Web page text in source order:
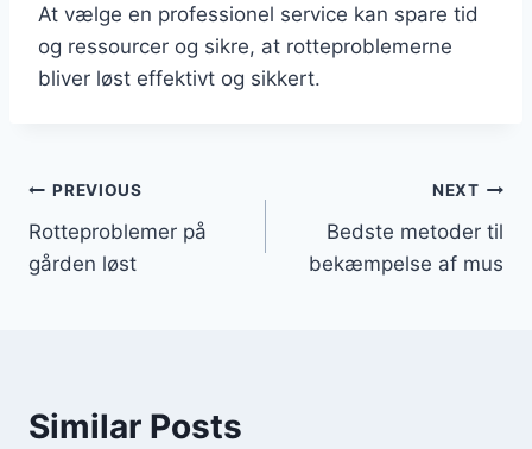
At vælge en professionel service kan spare tid
og ressourcer og sikre, at rotteproblemerne
bliver løst effektivt og sikkert.
Indlægsnavigation
PREVIOUS
Rotteproblemer på
gården løst
NEXT
Bedste metoder til
bekæmpelse af mus
Similar Posts